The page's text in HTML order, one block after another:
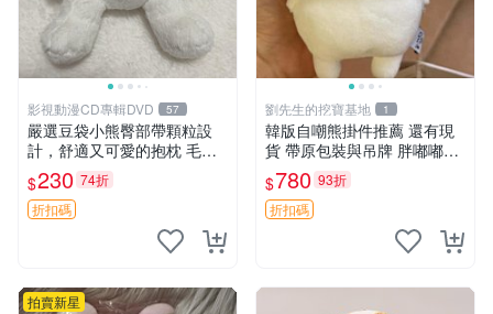
影視動漫CD專輯DVD 57
嚴選豆袋小熊臀部帶顆粒設
計，舒適又可愛的抱枕 毛絨
抱枕、臀部按摩、坐墊
$230 74折
折扣碼
劉先生的挖寶基地 1
韓版自嘲熊掛件推薦 還有現
貨 帶原包裝與吊牌 胖嘟嘟超
可愛 毛絨手感佳 小熊掛件 自
嘲抱枕 小熊抱枕
$780 93折
折扣碼
拍賣新星